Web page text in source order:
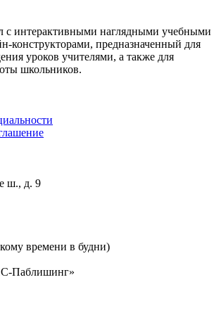
с интерактивными наглядными учебными
конструкторами, предназначенный для
уроков учителями, а также для
школьников.
ш., д. 9
времени в будни)
Паблишинг»